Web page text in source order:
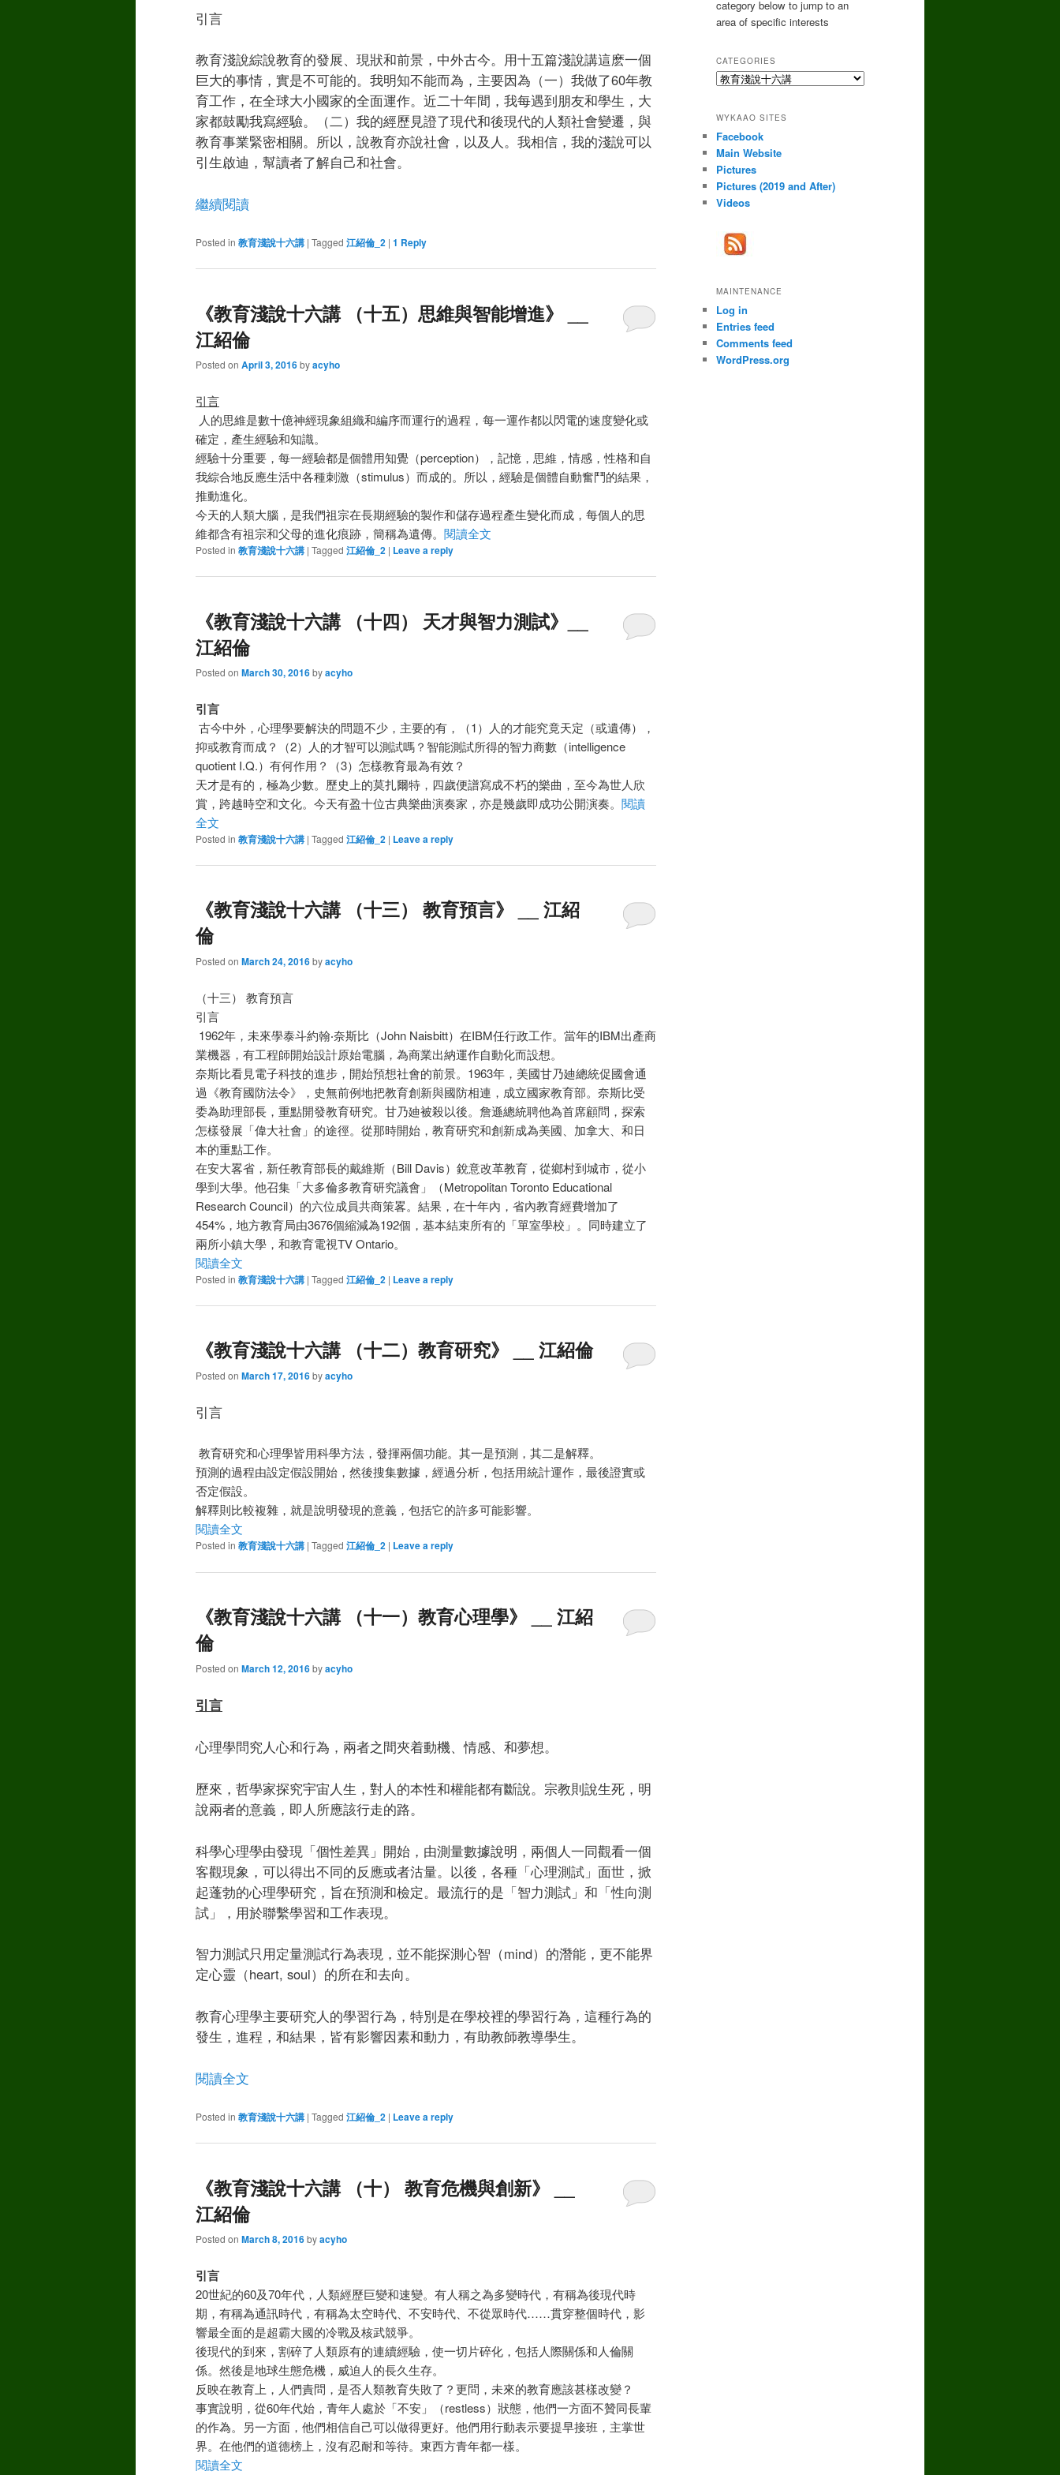
引言
教育淺說綜說教育的發展、現狀和前景，中外古今。用十五篇淺說講這麽一個
巨大的事情，實是不可能的。我明知不能而為，主要因為（一）我做了60年教
育工作，在全球大小國家的全面運作。近二十年間，我每遇到朋友和學生，大
家都鼓勵我寫經驗。（二）我的經歷見證了現代和後現代的人類社會變遷，與
教育事業緊密相關。所以，說教育亦說社會，以及人。我相信，我的淺說可以
引生啟迪，幫讀者了解自己和社會。
繼續閱讀
Posted in 教育淺說十六講 | Tagged 江紹倫_2 | 1 Reply
《教育淺說十六講 （十五）思維與智能增進》 __
江紹倫
Posted on April 3, 2016byacyho
引言
人的思維是數十億神經現象組織和編序而運行的過程，每一運作都以閃電的速度變化或
確定，產生經驗和知識。
經驗十分重要，每一經驗都是個體用知覺（perception），記憶，思維，情感，性格和自
我綜合地反應生活中各種刺激（stimulus）而成的。所以，經驗是個體自動奮鬥的結果，
推動進化。
今天的人類大腦，是我們祖宗在長期經驗的製作和儲存過程產生變化而成，每個人的思
維都含有祖宗和父母的進化痕跡，簡稱為遺傳。 閱讀全文
Posted in 教育淺說十六講 | Tagged 江紹倫_2 | Leave a reply
《教育淺說十六講 （十四） 天才與智力測試》__
江紹倫
Posted on March 30, 2016byacyho
引言
古今中外，心理學要解決的問題不少，主要的有，（1）人的才能究竟天定（或遺傳），
抑或教育而成？（2）人的才智可以測試嗎？智能測試所得的智力商數（intelligence
quotient I.Q.）有何作用？（3）怎樣教育最為有效？
天才是有的，極為少數。歷史上的莫扎爾特，四歲便譜寫成不朽的樂曲，至今為世人欣
賞，跨越時空和文化。今天有盈十位古典樂曲演奏家，亦是幾歲即成功公開演奏。 閱讀
全文
Posted in 教育淺說十六講 | Tagged 江紹倫_2 | Leave a reply
《教育淺說十六講 （十三） 教育預言》 __ 江紹
倫
Posted on March 24, 2016byacyho
（十三） 教育預言
引言
1962年，未來學泰斗約翰‧奈斯比（John Naisbitt）在IBM任行政工作。當年的IBM出產商
業機器，有工程師開始設計原始電腦，為商業出納運作自動化而設想。
奈斯比看見電子科技的進步，開始預想社會的前景。1963年，美國甘乃廸總統促國會通
過《教育國防法令》，史無前例地把教育創新與國防相連，成立國家教育部。奈斯比受
委為助理部長，重點開發教育研究。甘乃廸被殺以後。詹遜總統聘他為首席顧問，探索
怎樣發展「偉大社會」的途徑。從那時開始，教育研究和創新成為美國、加拿大、和日
本的重點工作。
在安大畧省，新任教育部長的戴維斯（Bill Davis）銳意改革教育，從鄉村到城市，從小
學到大學。他召集「大多倫多教育研究議會」（Metropolitan Toronto Educational
Research Council）的六位成員共商策畧。結果，在十年內，省內教育經費增加了
454%，地方教育局由3676個縮減為192個，基本結束所有的「單室學校」。同時建立了
兩所小鎮大學，和教育電視TV Ontario。
閱讀全文
Posted in 教育淺說十六講 | Tagged 江紹倫_2 | Leave a reply
《教育淺說十六講 （十二）教育研究》 __ 江紹倫
Posted on March 17, 2016byacyho
引言
教育研究和心理學皆用科學方法，發揮兩個功能。其一是預測，其二是解釋。
預測的過程由設定假設開始，然後搜集數據，經過分析，包括用統計運作，最後證實或
否定假設。
解釋則比較複雜，就是說明發現的意義，包括它的許多可能影響。
閱讀全文
Posted in 教育淺說十六講 | Tagged 江紹倫_2 | Leave a reply
《教育淺說十六講 （十一）教育心理學》 __ 江紹
倫
Posted on March 12, 2016byacyho
引言
心理學問究人心和行為，兩者之間夾着動機、情感、和夢想。
歷來，哲學家探究宇宙人生，對人的本性和權能都有斷說。宗教則說生死，明
說兩者的意義，即人所應該行走的路。
科學心理學由發現「個性差異」開始，由測量數據說明，兩個人一同觀看一個
客觀現象，可以得出不同的反應或者沽量。以後，各種「心理測試」面世，掀
起蓬勃的心理學研究，旨在預測和檢定。最流行的是「智力測試」和「性向測
試」，用於聯繫學習和工作表現。
智力測試只用定量測試行為表現，並不能探測心智（mind）的潛能，更不能界
定心靈（heart, soul）的所在和去向。
教育心理學主要研究人的學習行為，特別是在學校裡的學習行為，這種行為的
發生，進程，和結果，皆有影響因素和動力，有助教師教導學生。
閱讀全文
Posted in 教育淺說十六講 | Tagged 江紹倫_2 | Leave a reply
《教育淺說十六講 （十） 教育危機與創新》 __
江紹倫
Posted on March 8, 2016byacyho
引言
20世紀的60及70年代，人類經歷巨變和速變。有人稱之為多變時代，有稱為後現代時
期，有稱為通訊時代，有稱為太空時代、不安時代、不從眾時代……貫穿整個時代，影
響最全面的是超霸大國的冷戰及核武競爭。
後現代的到來，割碎了人類原有的連續經驗，使一切片碎化，包括人際關係和人倫關
係。然後是地球生態危機，威迫人的長久生存。
反映在教育上，人們責問，是否人類教育失敗了？更問，未來的教育應該甚樣改變？
事實說明，從60年代始，青年人處於「不安」（restless）狀態，他們一方面不贊同長輩
的作為。另一方面，他們相信自己可以做得更好。他們用行動表示要提早接班，主掌世
界。在他們的道德榜上，沒有忍耐和等待。東西方青年都一樣。
閱讀全文
category below to jump to an
area of specific interests
CATEGORIES
Categories
WYKAAO SITES
Facebook
Main Website
Pictures
Pictures (2019 and After)
Videos
MAINTENANCE
Log in
Entries feed
Comments feed
WordPress.org